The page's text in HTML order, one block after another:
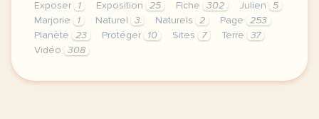
Exposer
1 Exposition 25 Fiche 302 Julien
5
Marjorie
1 Naturel 3 Naturels 2 Page
253
Planète
23 Protéger 10 Sites 7 Terre
37
Vidéo
308
didomi host didomi components button cursor